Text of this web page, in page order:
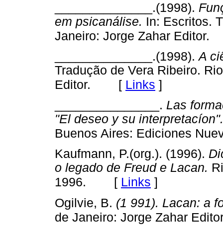
______________.(1998).
em psicanálise. In: Escritos.
Janeiro: Jorge Zahar Editor.
______________.(1998).A
Tradução de Vera Ribeiro.
Editor. [ Links ]
_______________. Las
"El deseo y su interpretacíon".
Buenos Aires: Ediciones
Kaufmann, P.(org.). (1996).
o legado de Freud e Lacan.
1996. [ Links ]
Ogilvie, B. (1 991). Lacan: a
de Janeiro: Jorge Zahar